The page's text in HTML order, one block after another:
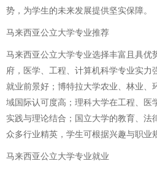
势，为学生的未来发展提供坚实保障。
马来西亚公立大学专业推荐
马来西亚公立大学专业选择丰富且具优
府，医学、工程、计算机科学专业实力
就业前景好；博特拉大学农业、林业、
域国际认可度高；理科大学在工程、医
实践与理论结合；国立大学的教育、法
众多行业精英，学生可根据兴趣与职业
马来西亚公立大学专业就业